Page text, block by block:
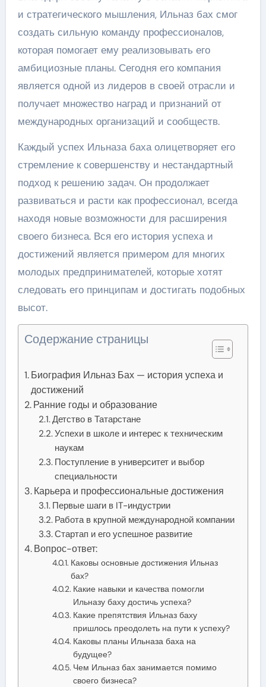
и стратегического мышления, Ильназ бах смог
создать сильную команду профессионалов,
которая помогает ему реализовывать его
амбициозные планы. Сегодня его компания
является одной из лидеров в своей отрасли и
получает множество наград и признаний от
международных организаций и сообществ.
Каждый успех Ильназа баха олицетворяет его
стремление к совершенству и нестандартный
подход к решению задач. Он продолжает
развиваться и расти как профессионал, всегда
находя новые возможности для расширения
своего бизнеса. Вся его история успеха и
достижений является примером для многих
молодых предпринимателей, которые хотят
следовать его принципам и достигать подобных
высот.
Содержание страницы
Биография Ильназ Бах — история успеха и
достижений
Ранние годы и образование
Детство в Татарстане
Успехи в школе и интерес к техническим
наукам
Поступление в университет и выбор
специальности
Карьера и профессиональные достижения
Первые шаги в IT-индустрии
Работа в крупной международной компании
Стартап и его успешное развитие
Вопрос-ответ:
Каковы основные достижения Ильназ
бах?
Какие навыки и качества помогли
Ильназу баху достичь успеха?
Какие препятствия Ильназ баху
пришлось преодолеть на пути к успеху?
Каковы планы Ильназа баха на
будущее?
Чем Ильназ бах занимается помимо
своего бизнеса?